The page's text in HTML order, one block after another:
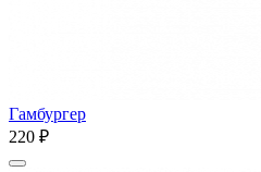
Гамбургер
220 ₽